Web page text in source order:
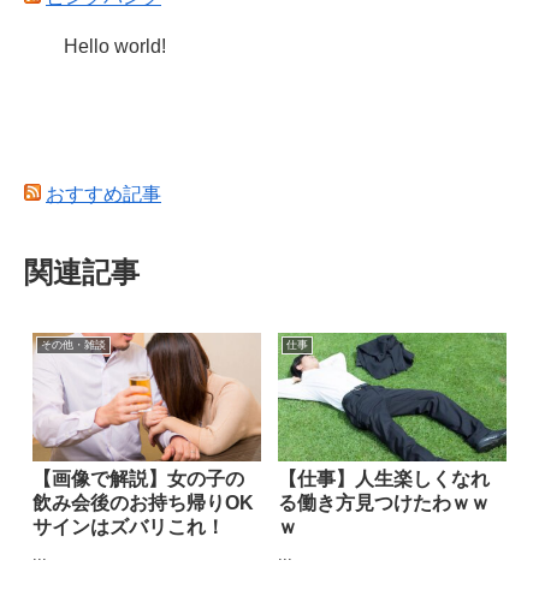
Hello world!
おすすめ記事
関連記事
その他・雑談
【画像で解説】女の子の
飲み会後のお持ち帰りOK
サインはズバリこれ！
仕事
【仕事】人生楽しくなれ
る働き方見つけたわｗｗ
ｗ